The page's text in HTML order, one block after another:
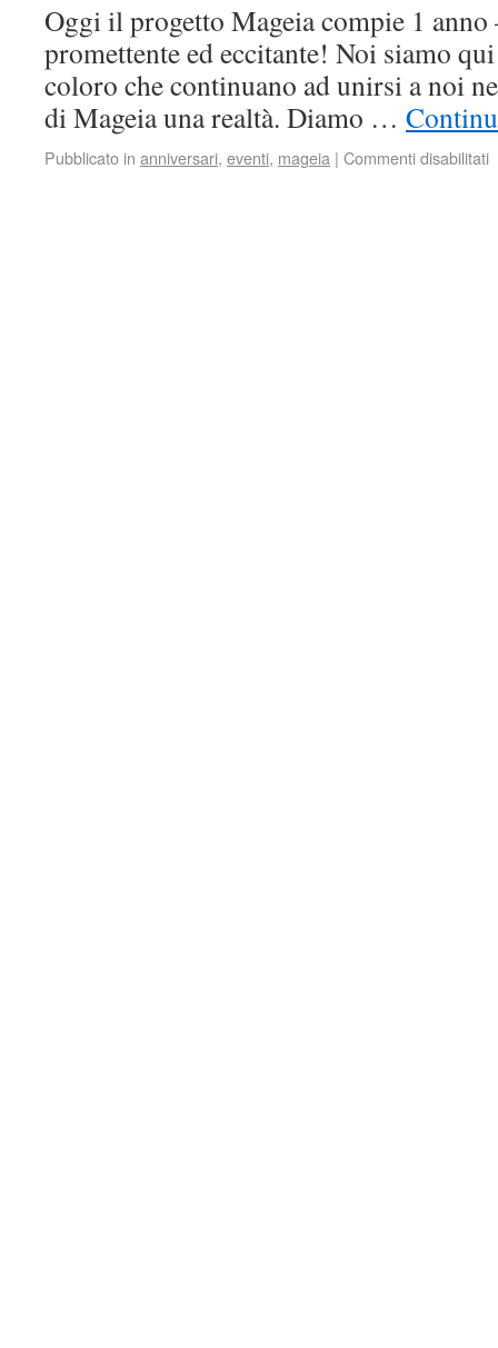
Oggi il progetto Mageia compie 1
promettente ed eccitante! Noi siamo
coloro che continuano ad unirsi a noi
di Mageia una realtà. Diamo …
Pubblicato in anniversari, eventi, mageia | Commenti disabilitati